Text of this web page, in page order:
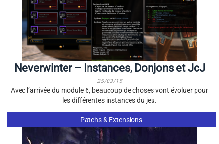
Neverwinter – Instances, Donjons et JcJ
25/03/15
Avec l’arrivée du module 6, beaucoup de choses vont évoluer pour
les différentes instances du jeu.
Patchs & Extensions